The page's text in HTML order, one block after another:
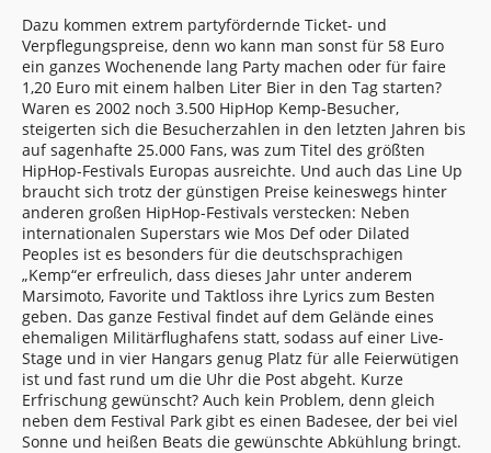
Dazu kommen extrem partyfördernde Ticket- und
Verpflegungspreise, denn wo kann man sonst für 58 Euro
ein ganzes Wochenende lang Party machen oder für faire
1,20 Euro mit einem halben Liter Bier in den Tag starten?
Waren es 2002 noch 3.500 HipHop Kemp-Besucher,
steigerten sich die Besucherzahlen in den letzten Jahren bis
auf sagenhafte 25.000 Fans, was zum Titel des größten
HipHop-Festivals Europas ausreichte. Und auch das Line Up
braucht sich trotz der günstigen Preise keineswegs hinter
anderen großen HipHop-Festivals verstecken: Neben
internationalen Superstars wie Mos Def oder Dilated
Peoples ist es besonders für die deutschsprachigen
„Kemp“er erfreulich, dass dieses Jahr unter anderem
Marsimoto, Favorite und Taktloss ihre Lyrics zum Besten
geben. Das ganze Festival findet auf dem Gelände eines
ehemaligen Militärflughafens statt, sodass auf einer Live-
Stage und in vier Hangars genug Platz für alle Feierwütigen
ist und fast rund um die Uhr die Post abgeht. Kurze
Erfrischung gewünscht? Auch kein Problem, denn gleich
neben dem Festival Park gibt es einen Badesee, der bei viel
Sonne und heißen Beats die gewünschte Abkühlung bringt.